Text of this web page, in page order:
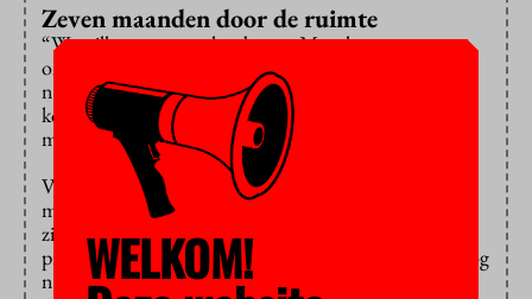
Zeven maanden door de ruimte
“We willen een aantal zaden op Mars laten
ontkiemen”, legt Van Loon uit. “Welke, dat weten we
nog niet precies. De grootste uitdaging is om er te
komen. De zaden moeten de reis van dik zeven
maanden overleven en vervolgens gaan groeien.”
Van de omstandigheden op Mars hebben de zaadjes
minder last, omdat ze in een afgesloten kas zullen
zitten. “De luchtdichtheid op Mars is maar één
procent van die op aarde, dus we kunnen de zaden nog
niet echt op Mars zelf laten ontkiemen.” Er was eerst
WELKOM!